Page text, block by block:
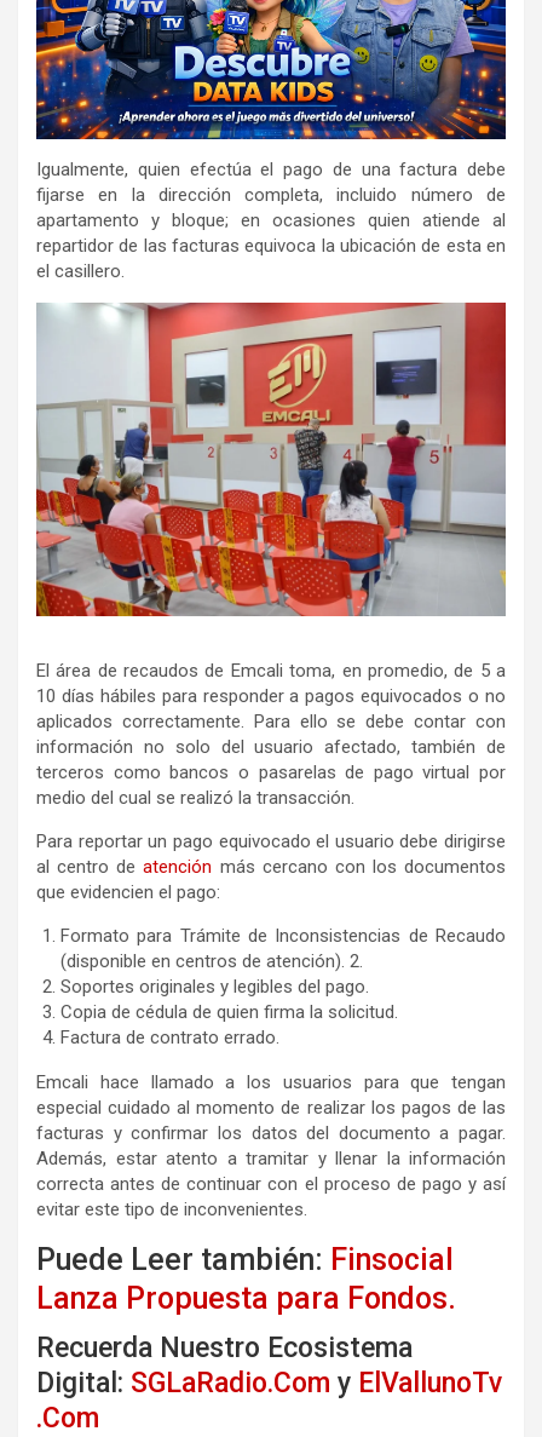
Igualmente, quien efectúa el pago de una factura debe
fijarse en la dirección completa, incluido número de
apartamento y bloque; en ocasiones quien atiende al
repartidor de las facturas equivoca la ubicación de esta en
el casillero.
El área de recaudos de Emcali toma, en promedio, de 5 a
10 días hábiles para responder a pagos equivocados o no
aplicados correctamente. Para ello se debe contar con
información no solo del usuario afectado, también de
terceros como bancos o pasarelas de pago virtual por
medio del cual se realizó la transacción.
Para reportar un pago equivocado el usuario debe dirigirse
al centro deatención más cercano con los documentos
que evidencien el pago:
Formato para Trámite de Inconsistencias de Recaudo
(disponible en centros de atención). 2.
Soportes originales y legibles del pago.
Copia de cédula de quien firma la solicitud.
Factura de contrato errado.
Emcali hace llamado a los usuarios para que tengan
especial cuidado al momento de realizar los pagos de las
facturas y confirmar los datos del documento a pagar.
Además, estar atento a tramitar y llenar la información
correcta antes de continuar con el proceso de pago y así
evitar este tipo de inconvenientes.
Puede Leer también: Finsocial
Lanza Propuesta para Fondos.
Recuerda Nuestro Ecosistema
Digital: SGLaRadio.Com y ElVallunoTv
.Com